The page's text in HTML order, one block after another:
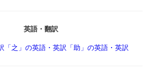
英語・翻訳
「之」の英語・英訳 「助」の英語・英訳